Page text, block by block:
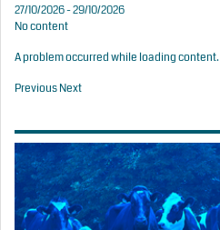
27/10/2026 - 29/10/2026
No content
A problem occurred while loading content.
PreviousNext